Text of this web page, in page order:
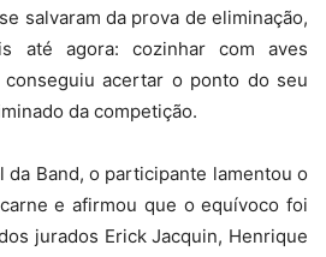
salvaram da prova de eliminação,
até agora: cozinhar com aves
conseguiu acertar o ponto do seu
da competição.
da Band, o participante lamentou o
e afirmou que o equívoco foi
jurados Erick Jacquin, Henrique